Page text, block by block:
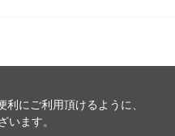
にご利用頂けるように、
います。